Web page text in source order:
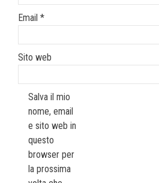
Email *
Sito web
Salva il mio
nome, email
e sito web in
questo
browser per
la prossima